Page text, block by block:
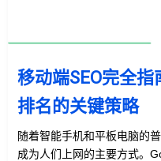
移动端SEO完全
排名的关键策略
随着智能手机和平板电脑的
成为人们上网的主要方式。